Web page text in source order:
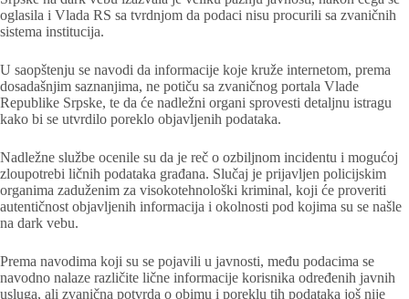
oglasila i Vlada RS sa tvrdnjom da podaci nisu procurili sa zvaničnih
sistema institucija.
U saopštenju se navodi da informacije koje kruže internetom, prema
dosadašnjim saznanjima, ne potiču sa zvaničnog portala Vlade
Republike Srpske, te da će nadležni organi sprovesti detaljnu istragu
kako bi se utvrdilo poreklo objavljenih podataka.
Nadležne službe ocenile su da je reč o ozbiljnom incidentu i mogućoj
zloupotrebi ličnih podataka građana. Slučaj je prijavljen policijskim
organima zaduženim za visokotehnološki kriminal, koji će proveriti
autentičnost objavljenih informacija i okolnosti pod kojima su se našle
na dark vebu.
Prema navodima koji su se pojavili u javnosti, među podacima se
navodno nalaze različite lične informacije korisnika određenih javnih
usluga, ali zvanična potvrda o obimu i poreklu tih podataka još nije